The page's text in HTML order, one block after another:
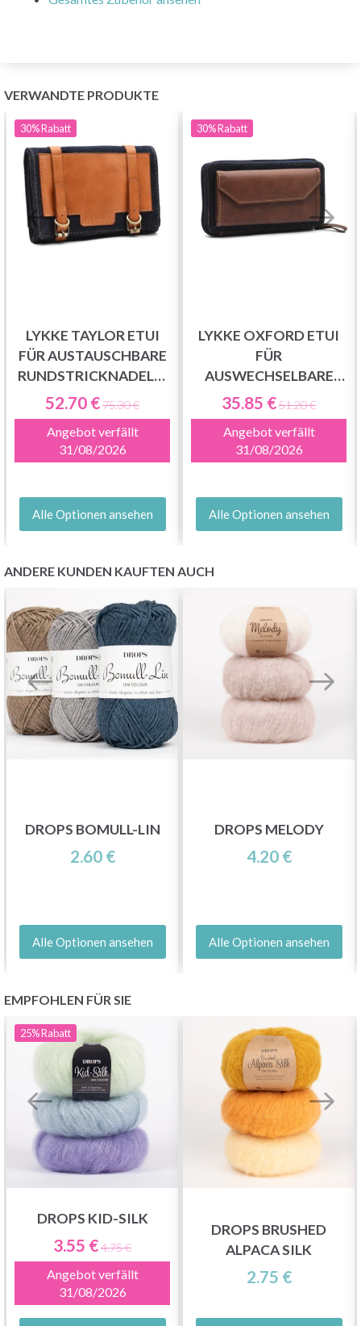
VERWANDTE PRODUKTE
30%Rabatt
LYKKE TAYLOR ETUI
FÜR AUSTAUSCHBARE
RUNDSTRICKNADELN,
13 CM
52.70 €75.30 €
Angebot verfällt
31/08/2026
Alle Optionen ansehen
30%Rabatt
LYKKE OXFORD ETUI
FÜR
AUSWECHSELBARE
RUNDSTRICKNADELN,
9 CM
35.85 €51.20 €
Angebot verfällt
31/08/2026
Alle Optionen ansehen
ANDERE KUNDEN KAUFTEN AUCH
DROPS BOMULL-LIN
2.60 €
Alle Optionen ansehen
DROPS MELODY
4.20 €
Alle Optionen ansehen
EMPFOHLEN FÜR SIE
25%Rabatt
DROPS KID-SILK
3.55 €4.75 €
Angebot verfällt
31/08/2026
DROPS BRUSHED
ALPACA SILK
2.75 €
Sparen Sie bis zu 50%
inspirierenden Strickmustern und speziellen
Angeboten!
Jetzt anmelden
Nein danke